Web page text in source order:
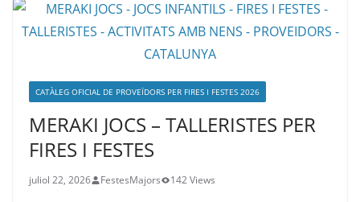
CATÀLEG OFICIAL DE PROVEÏDORS PER FIRES I FESTES 2026
MERAKI JOCS – TALLERISTES PER
FIRES I FESTES
juliol 22, 2026 FestesMajors 142 Views